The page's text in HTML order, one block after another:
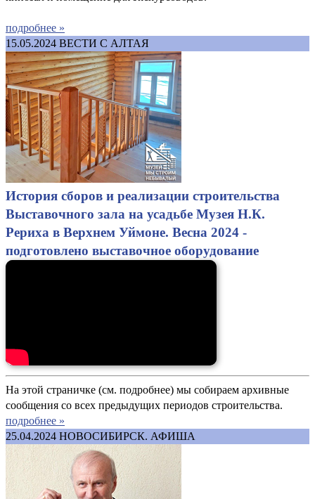
подробнее »
15.05.2024 ВЕСТИ С АЛТАЯ
История сборов и реализации строительства
Выставочного зала на усадьбе Музея Н.К.
Рериха в Верхнем Уймоне. Весна 2024 -
подготовлено выставочное оборудование
На этой страничке (см. подробнее) мы собираем архивные
сообщения со всех предыдущих периодов строительства.
подробнее »
25.04.2024 НОВОСИБИРСК. АФИША